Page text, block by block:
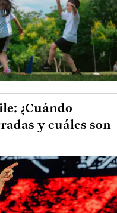
¿Cuándo
y cuáles son